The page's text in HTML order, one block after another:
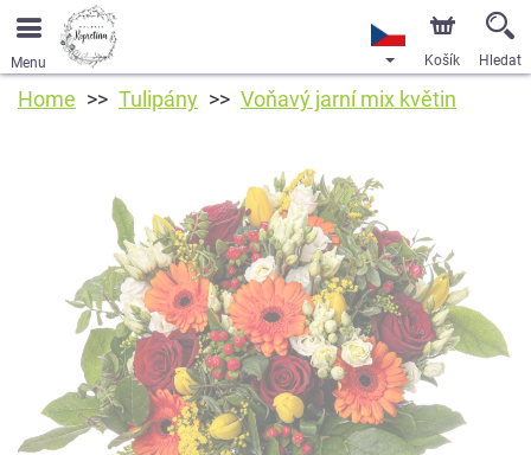
Menu Košík Hledat
Home Tulipány Voňavý jarní mix květin